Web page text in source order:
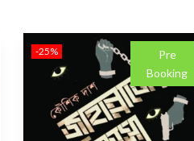
Pre
Booking
-25%